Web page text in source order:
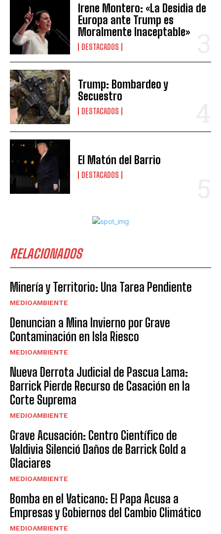
Irene Montero: «La Desidia de
Europa ante Trump es
Moralmente Inaceptable»
DESTACADOS
Trump: Bombardeo y
Secuestro
DESTACADOS
El Matón del Barrio
DESTACADOS
RELACIONADOS
Minería y Territorio: Una Tarea Pendiente
MEDIOAMBIENTE
Denuncian a Mina Invierno por Grave
Contaminación en Isla Riesco
MEDIOAMBIENTE
Nueva Derrota Judicial de Pascua Lama:
Barrick Pierde Recurso de Casación en la
Corte Suprema
MEDIOAMBIENTE
Grave Acusación: Centro Científico de
Valdivia Silenció Daños de Barrick Gold a
Glaciares
MEDIOAMBIENTE
Bomba en el Vaticano: El Papa Acusa a
Empresas y Gobiernos del Cambio Climático
MEDIOAMBIENTE